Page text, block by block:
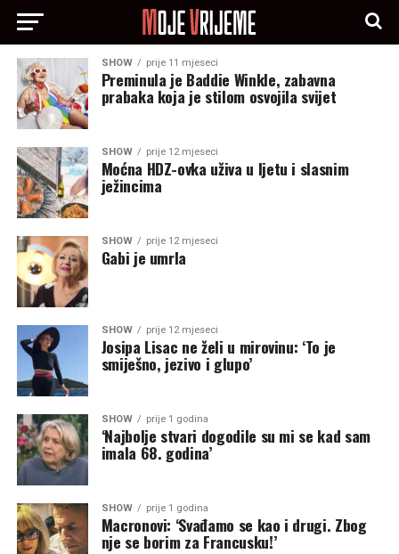
SHOW prije 11 mjeseci
Preminula je Baddie Winkle, zabavna
prabaka koja je stilom osvojila svijet
SHOW prije 12 mjeseci
Moćna HDZ-ovka uživa u ljetu i slasnim
ježincima
SHOW prije 12 mjeseci
Gabi je umrla
SHOW prije 12 mjeseci
Josipa Lisac ne želi u mirovinu: ‘To je
smiješno, jezivo i glupo’
SHOW prije 1 godina
‘Najbolje stvari dogodile su mi se kad sam
imala 68. godina’
SHOW prije 1 godina
Macronovi: ‘Svađamo se kao i drugi. Zbog
nje se borim za Francusku!’